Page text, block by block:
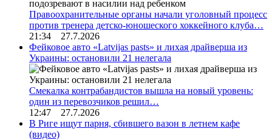
Правоохранительные органы начали уголовный процесс
против тренера детско-юношеского хоккейного клуба…
21:34 27.7.2026
Фейковое авто «Latvijas pasts» и лихая драйверша из
Украины: остановили 21 нелегала
Смекалка контрабандистов вышла на новый уровень:
один из перевозчиков решил…
12:47 27.7.2026
В Риге ищут парня, сбившего вазон в летнем кафе
(видео)